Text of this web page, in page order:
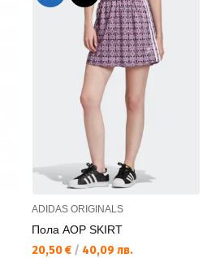
ADIDAS ORIGINALS
Пола AOP SKIRT
Текуща цена:
20,50 € / 40,09 лв.